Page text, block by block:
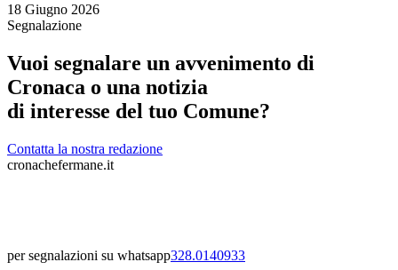
18 Giugno 2026
Segnalazione
Vuoi segnalare un avvenimento di
Cronaca o una notizia
di interesse del tuo Comune?
Contatta la nostra redazione
cronachefermane.it
per segnalazioni su whatsapp328.0140933